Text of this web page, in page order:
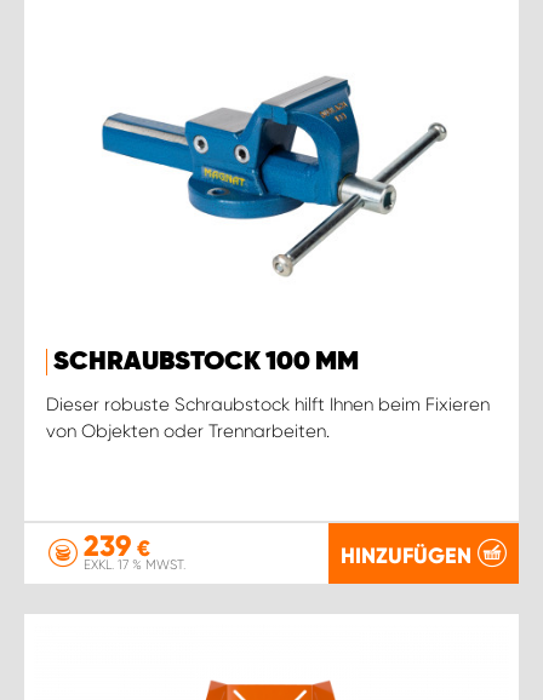
SCHRAUBSTOCK 100 MM
Dieser robuste Schraubstock hilft Ihnen beim Fixieren
von Objekten oder Trennarbeiten.
239 €
EXKL. 17 % MWST. HINZUFÜGEN